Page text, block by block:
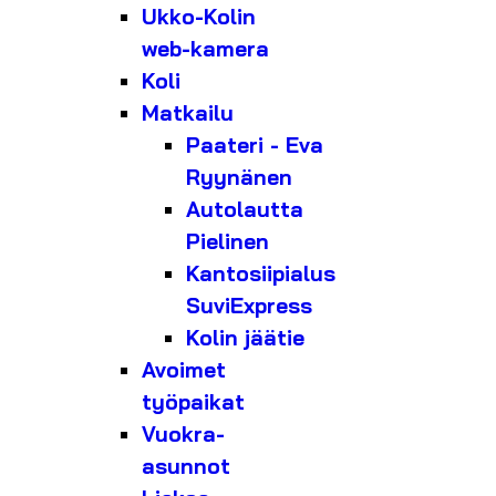
Ukko-Kolin
web-kamera
Koli
Matkailu
Paateri - Eva
Ryynänen
Autolautta
Pielinen
Kantosiipialus
SuviExpress
Kolin jäätie
Avoimet
työpaikat
Vuokra-
asunnot